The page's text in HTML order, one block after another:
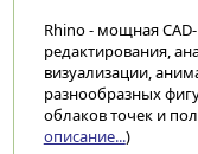
Rhino - мощная
редактирования,
визуализации,
разнообразных
облаков точек и
описание...)